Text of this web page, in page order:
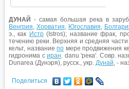
ДУНАЙ - самая большая река в
Венгрия, Хорватия, Югославия,
э., как Истр(Istros); название фрак,
течению реки. Верхняя и средняя
кельт, названиепо мере продвижения
гидронима сиран. danu 'река'. Совр.
Dunarea (Дунэря), русск., укр. Дунай, -
Поделиться